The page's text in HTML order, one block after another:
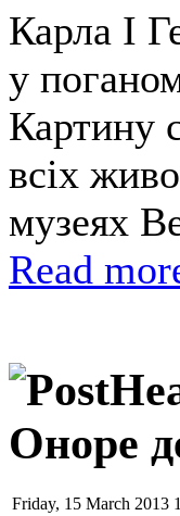
Карла I
у
Картину
всіх
музеях
Read
Оноре
Friday, 15 March 2013